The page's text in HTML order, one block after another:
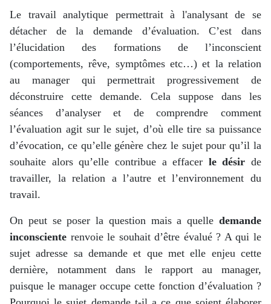
Le travail analytique permettrait à l'analysant de se
détacher de la demande d’évaluation. C’est dans
l’élucidation des formations de l’inconscient
(comportements, rêve, symptômes etc…) et la relation
au manager qui permettrait progressivement de
déconstruire cette demande. Cela suppose dans les
séances d’analyser et de comprendre comment
l’évaluation agit sur le sujet, d’où elle tire sa puissance
d’évocation, ce qu’elle génère chez le sujet pour qu’il la
souhaite alors qu’elle contribue a effacer le désir de
travailler, la relation a l’autre et l’environnement du
travail.
On peut se poser la question mais a quelle demande
inconsciente renvoie le souhait d’être évalué ? A qui le
sujet adresse sa demande et que met elle enjeu cette
dernière, notamment dans le rapport au manager,
puisque le manager occupe cette fonction d’évaluation ?